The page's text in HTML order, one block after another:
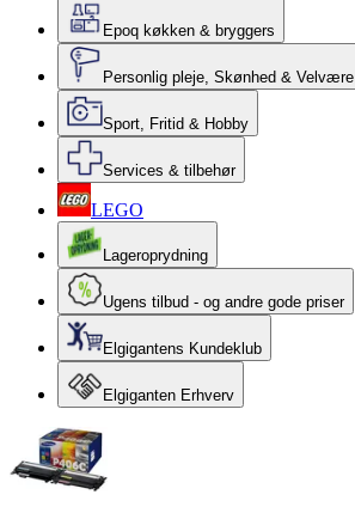
Epoq køkken & bryggers
Personlig pleje, Skønhed & Velvære
Sport, Fritid & Hobby
Services & tilbehør
LEGO
Lageroprydning
Ugens tilbud - og andre gode priser
Elgigantens Kundeklub
Elgiganten Erhverv